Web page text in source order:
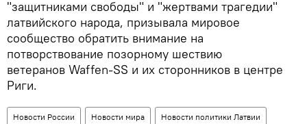
"защитниками свободы" и "жертвами трагедии"
латвийского народа, призывала мировое
сообщество обратить внимание на
потворствование позорному шествию
ветеранов Waffen-SS и их сторонников в центре
Риги.
Новости России Новости мира Новости политики Латвии